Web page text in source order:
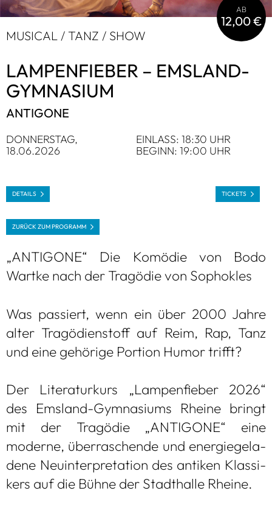
MUSI­CAL / TANZ / SHOW
LAM­PEN­FIE­BER – EMS­LAND-
GYM­NA­SIUM
ANTI­GONE
DON­NERS­TAG,
18.06.2026
EIN­LASS: 18:30 UHR
BEGINN: 19:00 UHR
AB
12,00 €
DETAILS
ZURÜCK ZUM PRO­GRAMM
TICKETS
„ANTI­GONE“ Die Komö­die von Bodo
Wartke nach der Tra­gö­die von Sopho­kles
Was pas­siert, wenn ein über 2000 Jahre
alter Tra­gö­di­en­stoff auf Reim, Rap, Tanz
und eine gehö­rige Por­tion Humor trifft?
Der Lite­ra­tur­kurs „Lam­pen­fie­ber 2026“
des Ems­land-Gym­na­si­ums Rheine bringt
mit der Tra­gö­die „ANTI­GONE“ eine
moderne, über­ra­schende und ener­gie­ge­la­
dene Neu­in­ter­pre­ta­tion des anti­ken Klas­si­
kers auf die Bühne der Stadt­halle Rheine.